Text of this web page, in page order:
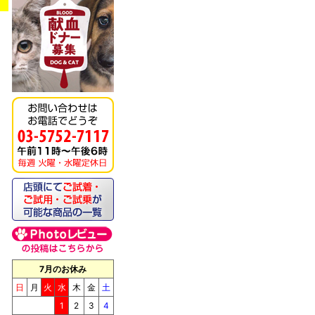
7月のお休み
日
月 火 水 木 金 土
1
2 3 4
《キッチンドッグ！》モ
ンデリ
《キッチンドッグ！》ブ
リス（至福のケーキ）